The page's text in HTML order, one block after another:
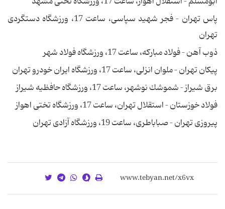
پاس تهران – فجر شهید سپاسی، ساعت ‌17، ورزشگاه دستگردی
تهران
ذوب آهن – فولاد مباركه، ساعت ‌17، ورزشگاه فولاد شهر
پیكان تهران – ملوان انزلی، ساعت ‌17، ورزشگاه ایران خودرو تهران
برق شیراز – شموشك نوشهر، ساعت ‌17، ورزشگاه حافظیه شیراز
فولاد خوزستان – استقلال تهران، ساعت ‌17، ورزشگاه تختی اهواز
پیروزی تهران – صباباطری، ساعت ‌19، ورزشگاه آزادی تهران